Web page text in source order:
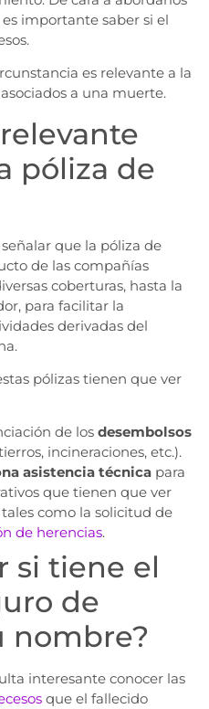
importante saber si el
es relevante a la
a una muerte.
póliza de
que la póliza de
de las compañías
coberturas, hasta la
para facilitar la
derivadas del
pólizas tienen que ver
de los desembolsos
incineraciones, etc.).
asistencia técnicapara
que tienen que ver
como la solicitud de
de herencias.
si tiene el
de
nombre?
interesante conocer las
que el fallecido